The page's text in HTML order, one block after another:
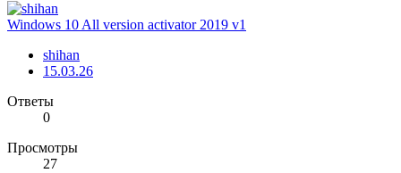
Windows 10 All version activator 2019 v1
shihan
15.03.26
Ответы
0
Просмотры
27